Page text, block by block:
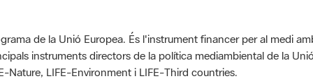
de la Unió Europea. És l'instrument financer per al medi
instruments directors de la política mediambiental de la
Nature, LIFE-Environment i LIFE-Third countries.